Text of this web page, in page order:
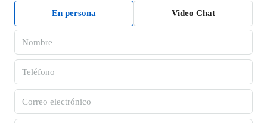
En persona Video Chat